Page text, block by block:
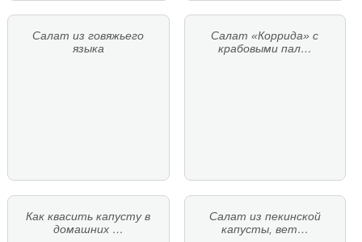
Салат из говяжьего
языка
Салат «Коррида» с
крабовыми пал…
Как квасить капусту в
домашних …
Салат из пекинской
капусты, вет…